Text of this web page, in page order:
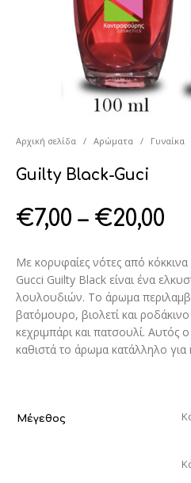
Αρχική σελίδα / Αρώματα / Γυναίκα
Guilty Black-Guci
€7,00 – €20,00
Με κορυφαίες νότες από
Gucci Guilty Black είναι ένα
λουλουδιών. Το άρωμα
βατόμουρο, βιολετί και
κεχριμπάρι και πατσουλί.
καθιστά το άρωμα κατάλληλο για
Μέγεθος